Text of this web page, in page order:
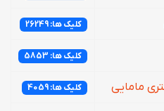
کلیک ها: 26249
کلیک ها: 5853
مامایی کلیک ها: 4059